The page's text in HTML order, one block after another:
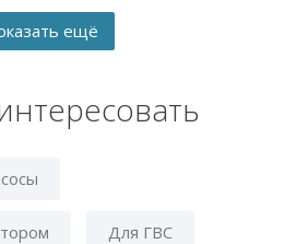
Для ГВС